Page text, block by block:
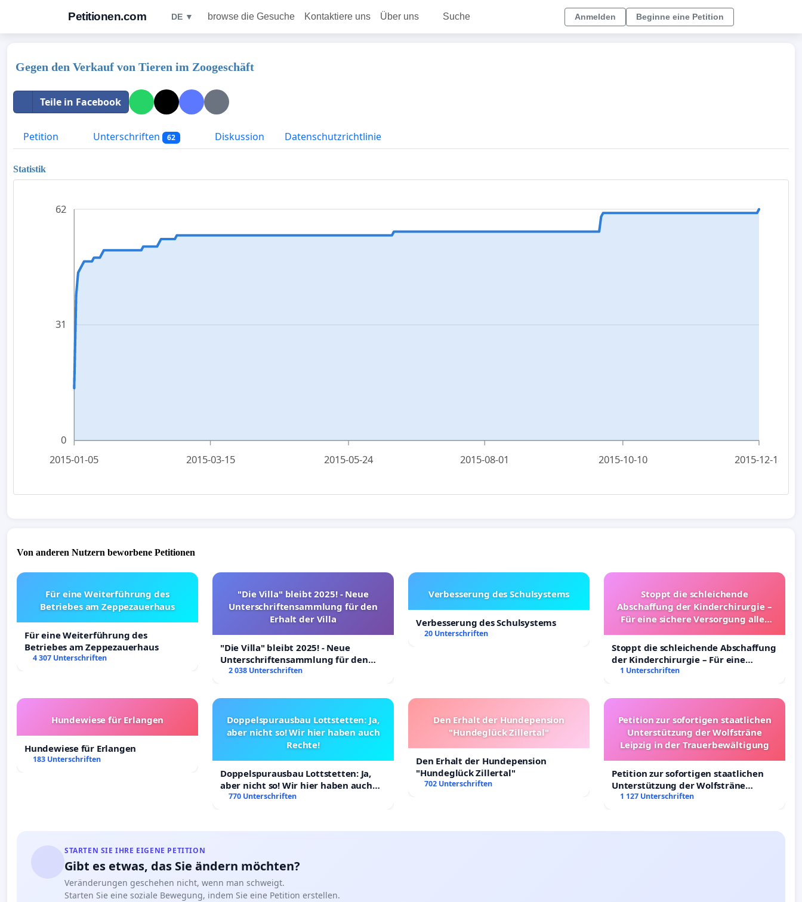
Petitionen.com DE ▼ browse die Gesuche Kontaktiere uns Über uns Suche Anmelden Beginne eine Petition
Gegen den Verkauf von Tieren im Zoogeschäft
Teile in Facebook
Petition Unterschriften 62 Diskussion Datenschutzrichtlinie
Statistik
0
31
62
2015-01-05 2015-03-15 2015-05-24 2015-08-01 2015-10-10 2015-12-18
Von anderen Nutzern beworbene Petitionen
Für eine Weiterführung des
Betriebes am Zeppezauerhaus
Für eine Weiterführung des
Betriebes am Zeppezauerhaus
4 307 Unterschriften
"Die Villa" bleibt 2025! - Neue
Unterschriftensammlung für den
Erhalt der Villa
"Die Villa" bleibt 2025! - Neue
Unterschriftensammlung für den
Erhalt der Villa
2 038 Unterschriften
Verbesserung des Schulsystems
Verbesserung des Schulsystems
20 Unterschriften
Stoppt die schleichende
Abschaffung der Kinderchirurgie –
Für eine sichere Versorgung aller
Stoppt die schleichende Abschaffung
der Kinderchirurgie – Für eine
sichere Versorgung aller Kinder in
1 Unterschriften
Hundewiese für Erlangen
Hundewiese für Erlangen
183 Unterschriften
Doppelspurausbau Lottstetten: Ja,
aber nicht so! Wir hier haben auch
Rechte!
Doppelspurausbau Lottstetten: Ja,
aber nicht so! Wir hier haben auch
Rechte!
770 Unterschriften
Den Erhalt der Hundepension
"Hundeglück Zillertal"
Den Erhalt der Hundepension
"Hundeglück Zillertal"
702 Unterschriften
Petition zur sofortigen staatlichen
Unterstützung der Wolfsträne
Leipzig in der Trauerbewältigung
Petition zur sofortigen staatlichen
Unterstützung der Wolfsträne
Leipzig in der Trauerbewältigung
1 127 Unterschriften
STARTEN SIE IHRE EIGENE PETITION
Gibt es etwas, das Sie ändern möchten?
Veränderungen geschehen nicht, wenn man schweigt.
Starten Sie eine soziale Bewegung, indem Sie eine Petition erstellen.